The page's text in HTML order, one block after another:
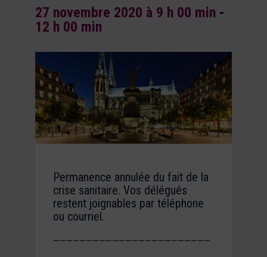
27 novembre 2020 à 9 h 00 min -
12 h 00 min
Permanence annulée du fait de la
crise sanitaire. Vos délégués
restent joignables par téléphone
ou courriel.
————————————————————————